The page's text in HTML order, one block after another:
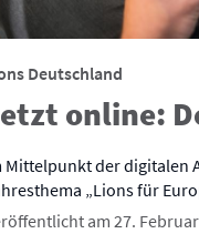
Deutschland
online:
Mittelpunkt der digitalen
„Lions für
am 27.